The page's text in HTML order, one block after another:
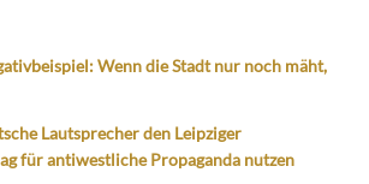
Wenn die Stadt nur noch mäht,
Lautsprecher den Leipziger
für antiwestliche Propaganda nutzen